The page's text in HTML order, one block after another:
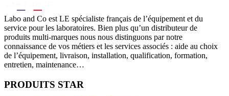
Labo and Co est LE spécialiste français de l’équipement et du
service pour les laboratoires. Bien plus qu’un distributeur de
produits multi-marques nous nous distinguons par notre
connaissance de vos métiers et les services associés : aide au choix
de l’équipement, livraison, installation, qualification, formation,
entretien, maintenance…
PRODUITS STAR